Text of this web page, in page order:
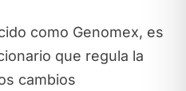
como Genomex, es
que regula la
cambios